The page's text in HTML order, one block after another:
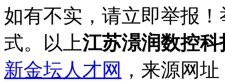
如有不实，请立即举报
式。以上江苏澋润数控
新金坛人才网 ，来源网